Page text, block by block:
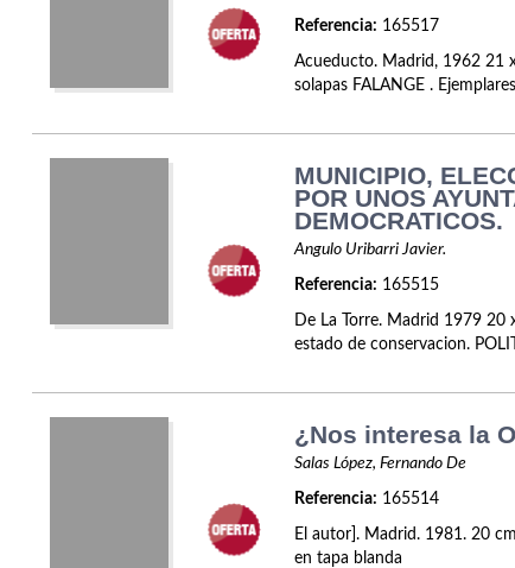
Referencia: 165517
Acueducto. Madrid, 1962 21
solapas FALANGE .
MUNICIPIO,
POR UNOS
DEMOCRATICOS.
Angulo Uribarri Javier.
Referencia: 165515
De La Torre. Madrid 1979 20
estado de conservacion.
¿Nos interesa la
Salas López, Fernando De
Referencia: 165514
El autor]. Madrid. 1981. 20
en tapa blanda